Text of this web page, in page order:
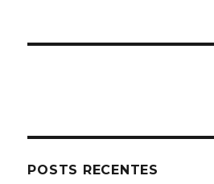
POSTS RECENTES